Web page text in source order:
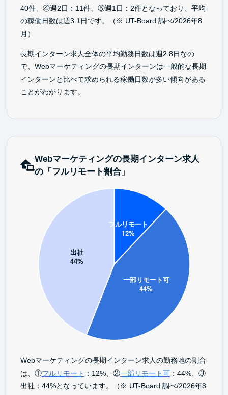
40件、④週2日：11件、⑤週1日：2件となっており、平均
の稼働日数は週3.1日です。（※ UT-Board 調べ/2026年8
月）
長期インターン求人全体の平均勤務日数は週2.8日なの
で、Webマーケティングの長期インターンは一般的な長期
インターンと比べて求められる稼働日数が多い傾向がある
ことがわかります。
Webマーケティングの長期インターン求人
の「フルリモート割合」
Webマーケティングの長期インターン求人の勤務地の割合
は、①フルリモート ：12%、②一部リモート可：44%、③
出社：44%となっています。（※ UT-Board 調べ/2026年8